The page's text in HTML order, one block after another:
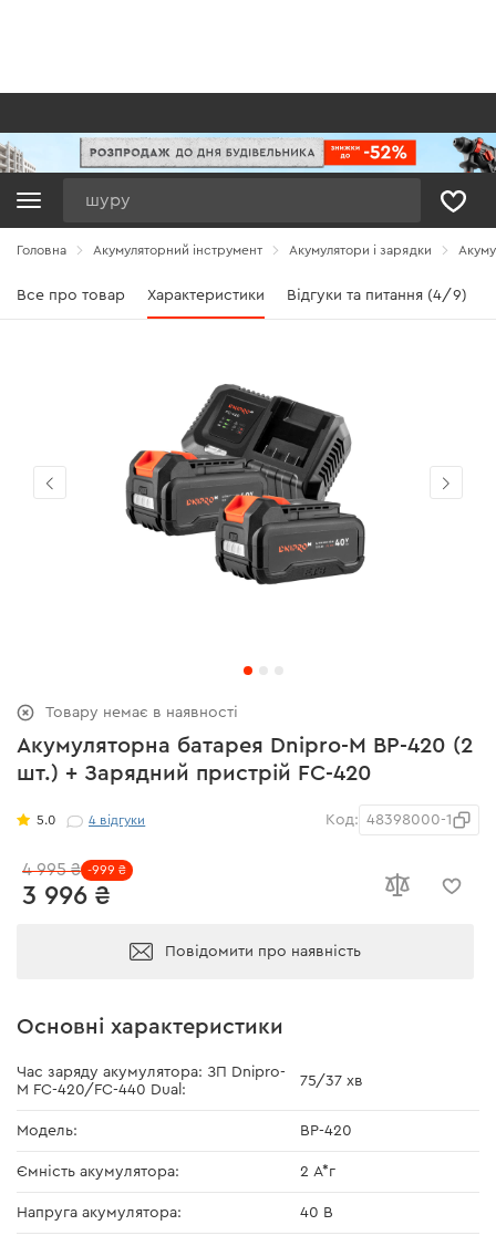
Головна Акумуляторний інструмент Акумулятори і зарядки
Все про товар Характеристики Відгуки та питання (4/9)
Акумуляторна батарея Dnipro-M BP-420 (2
шт.) + Зарядний пристрій FC-420
5.0 4 відгуки Код: 48398000-1
3 996 ₴
4 995 ₴ -999 ₴
Повідомити про наявність
Товару немає в наявності
Основні характеристики
Час заряду акумулятора: ЗП Dnipro-
M FC-420/FC-440 Dual:
75/37 хв
Модель: BP-420
Ємність акумулятора: 2 А*г
Напруга акумулятора: 40 В